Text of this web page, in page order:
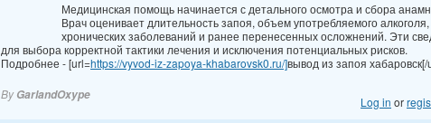
Медицинская помощь начинается с детального осмотра и сбора
Врач оценивает длительность запоя, объем употребляемого
хронических заболеваний и ранее перенесенных осложнений. Эти
для выбора корректной тактики лечения и исключения потенциальных рисков.
Подробнее - [url=https://vyvod-iz-zapoya-khabarovsk0.ru/]вывод из запоя хабаровск[/
By GarlandOxype Log in or